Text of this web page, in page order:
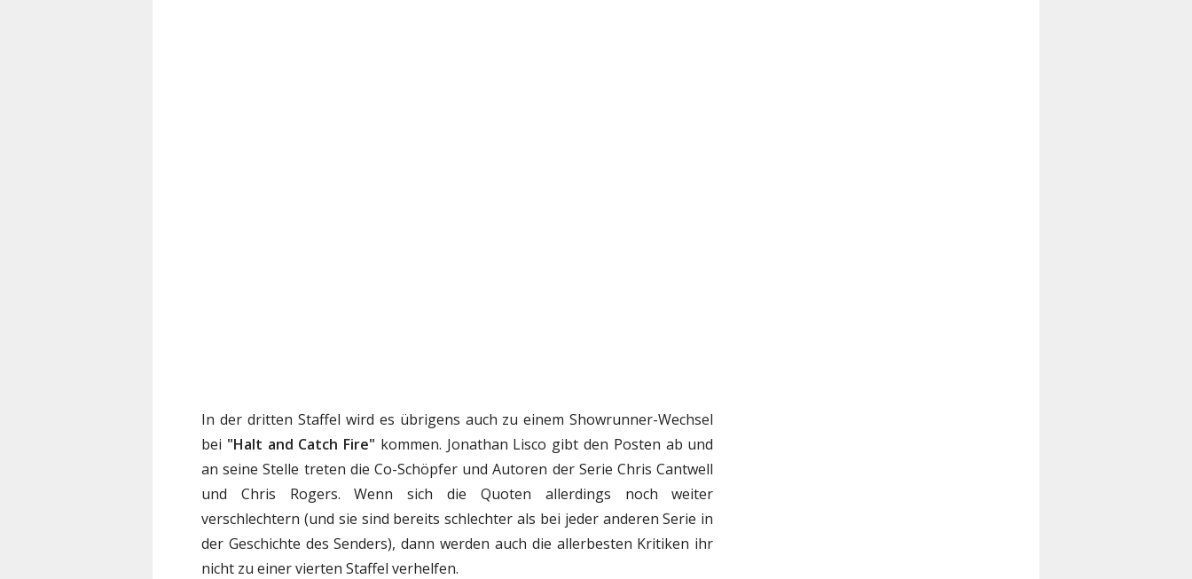
In der dritten Staffel wird es übrigens auch zu einem Showrunner-Wechsel
bei "Halt and Catch Fire" kommen. Jonathan Lisco gibt den Posten ab und
an seine Stelle treten die Co-Schöpfer und Autoren der Serie Chris Cantwell
und Chris Rogers. Wenn sich die Quoten allerdings noch weiter
verschlechtern (und sie sind bereits schlechter als bei jeder anderen Serie in
der Geschichte des Senders), dann werden auch die allerbesten Kritiken ihr
nicht zu einer vierten Staffel verhelfen.